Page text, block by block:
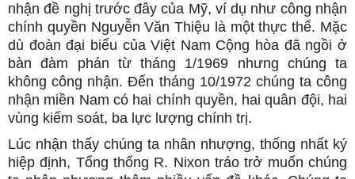
nhận đề nghị trước đây của Mỹ, ví dụ như công nhận
chính quyền Nguyễn Văn Thiệu là một thực thể. Mặc
dù đoàn đại biểu của Việt Nam Cộng hòa đã ngồi ở
bàn đàm phán từ tháng 1/1969 nhưng chúng ta
không công nhận. Đến tháng 10/1972 chúng ta công
nhận miền Nam có hai chính quyền, hai quân đội, hai
vùng kiểm soát, ba lực lượng chính trị.
Lúc nhận thấy chúng ta nhân nhượng, thống nhất ký
hiệp định, Tổng thống R. Nixon tráo trở muốn chúng